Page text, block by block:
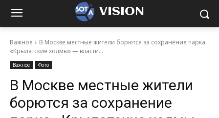
VISION
Важное
В Москве местные жители борются за сохранение парка
«Крылатские холмы» — власти...
Важное Фото
В Москве местные жители
борются за сохранение